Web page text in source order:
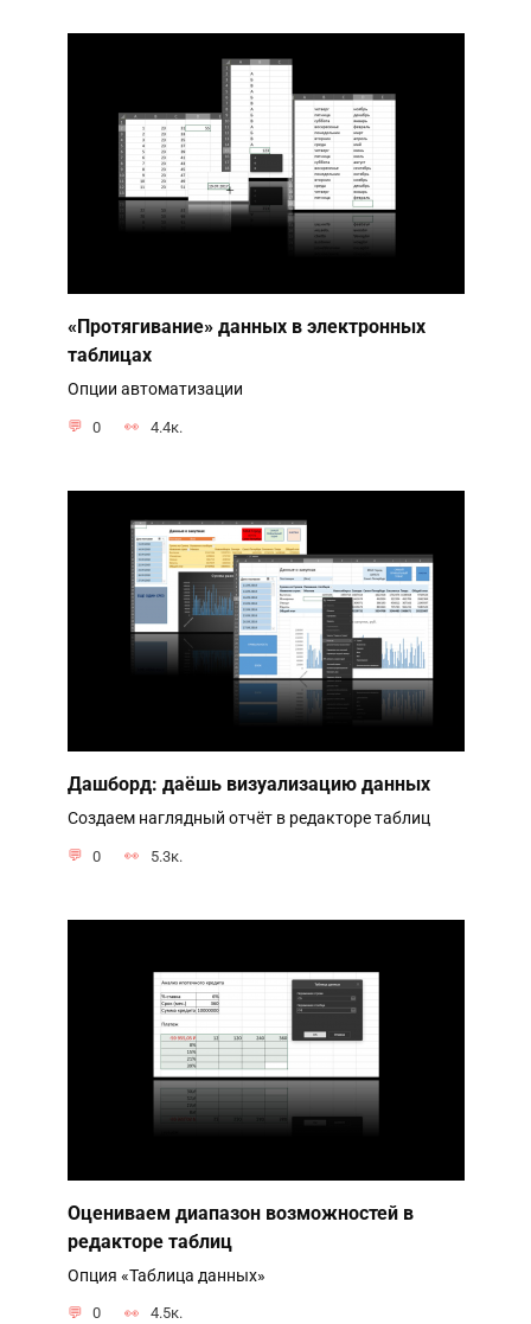
«Протягивание» данных в электронных
таблицах
Опции автоматизации
0 4.4к.
Дашборд: даёшь визуализацию данных
Создаем наглядный отчёт в редакторе таблиц
0 5.3к.
Оцениваем диапазон возможностей в
редакторе таблиц
Опция «Таблица данных»
0 4.5к.